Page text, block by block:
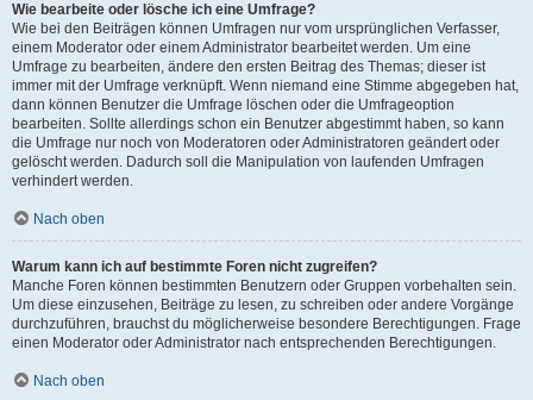
Wie bearbeite oder lösche ich eine Umfrage?
Wie bei den Beiträgen können Umfragen nur vom ursprünglichen Verfasser,
einem Moderator oder einem Administrator bearbeitet werden. Um eine
Umfrage zu bearbeiten, ändere den ersten Beitrag des Themas; dieser ist
immer mit der Umfrage verknüpft. Wenn niemand eine Stimme abgegeben hat,
dann können Benutzer die Umfrage löschen oder die Umfrageoption
bearbeiten. Sollte allerdings schon ein Benutzer abgestimmt haben, so kann
die Umfrage nur noch von Moderatoren oder Administratoren geändert oder
gelöscht werden. Dadurch soll die Manipulation von laufenden Umfragen
verhindert werden.
Nach oben
Warum kann ich auf bestimmte Foren nicht zugreifen?
Manche Foren können bestimmten Benutzern oder Gruppen vorbehalten sein.
Um diese einzusehen, Beiträge zu lesen, zu schreiben oder andere Vorgänge
durchzuführen, brauchst du möglicherweise besondere Berechtigungen. Frage
einen Moderator oder Administrator nach entsprechenden Berechtigungen.
Nach oben